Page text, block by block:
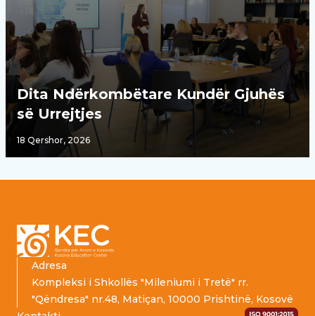
Dita Ndërkombëtare Kundër Gjuhës
së Urrejtjes
18 Qershor, 2026
Adresa
Kompleksi i Shkollës "Mileniumi i Tretë" rr.
"Qëndresa" nr.48, Matiçan, 10000 Prishtinë, Kosovë